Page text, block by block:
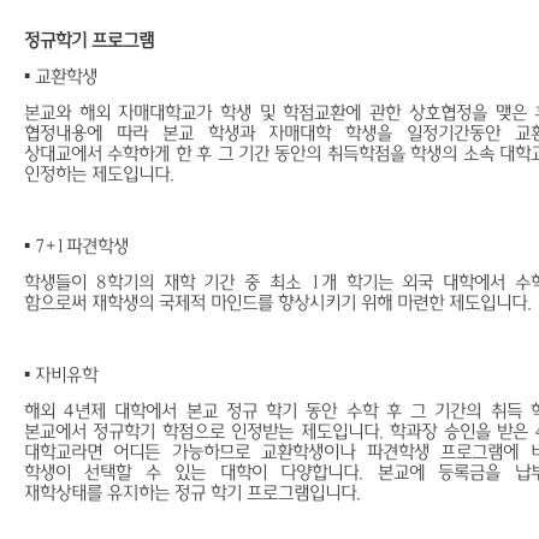
정규학기 프로그램
▪ 교환학생
본교와 해외 자매대학교가 학생 및 학점교환에 관한 상호협정을 맺은
협정내용에 따라 본교 학생과 자매대학 학생을 일정기간동안 교
상대교에서 수학하게 한 후 그 기간 동안의 취득학점을 학생의 소속 대학
인정하는 제도입니다.
▪ 7+1파견학생
학생들이 8학기의 재학 기간 중 최소 1개 학기는 외국 대학에서 수
함으로써 재학생의 국제적 마인드를 향상시키기 위해 마련한 제도입니다.
▪ 자비유학
해외 4년제 대학에서 본교 정규 학기 동안 수학 후 그 기간의 취득
본교에서 정규학기 학점으로 인정받는 제도입니다. 학과장 승인을 받은
대학교라면 어디든 가능하므로 교환학생이나 파견학생 프로그램에
학생이 선택할 수 있는 대학이 다양합니다. 본교에 등록금을 납
재학상태를 유지하는 정규 학기 프로그램입니다.